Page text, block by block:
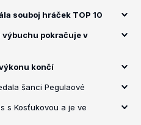
souboj hráček TOP 10
výbuchu pokračuje v
končí
šanci Pegulaové
s Kosťukovou a je ve